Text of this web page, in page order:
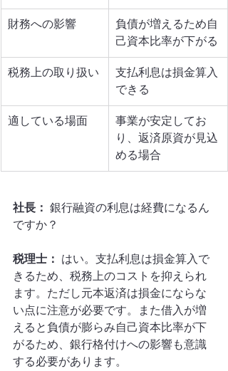
財務への影響
負債が増えるため自
己資本比率が下がる
税務上の取り扱い
支払利息は損金算入
できる
適している場面
事業が安定してお
り、返済原資が見込
める場合
社長： 銀行融資の利息は経費になるん
ですか？
税理士： はい。支払利息は損金算入で
きるため、税務上のコストを抑えられ
ます。ただし元本返済は損金にならな
い点に注意が必要です。また借入が増
えると負債が膨らみ自己資本比率が下
がるため、銀行格付けへの影響も意識
する必要があります。